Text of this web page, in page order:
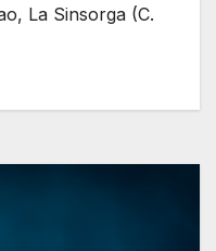
La Sinsorga (C.